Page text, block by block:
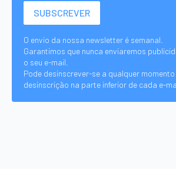
O envio da nossa newsletter é semanal.
Garantimos que nunca enviaremos
o seu e-mail.
Pode desinscrever-se a qualquer
desinscrição na parte inferior de cada e-